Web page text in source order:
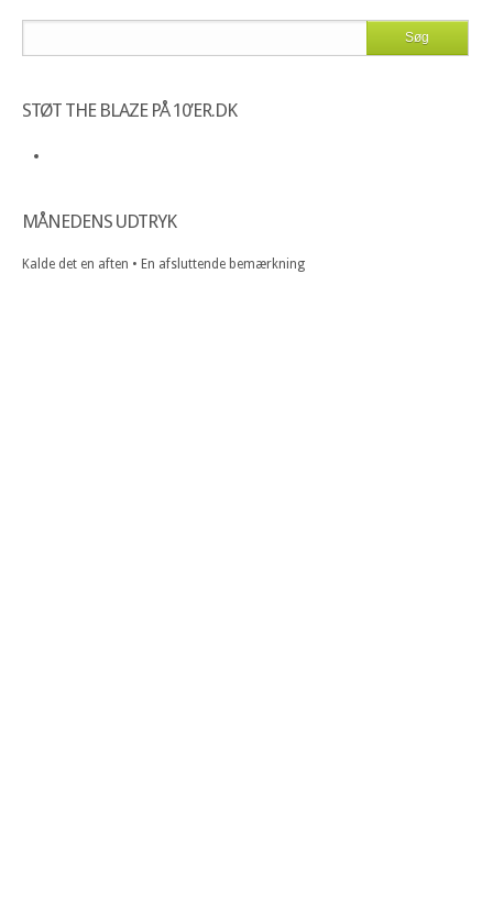
STØT THE BLAZE PÅ 10’ER.DK
MÅNEDENS UDTRYK
Kalde det en aften • En afsluttende bemærkning